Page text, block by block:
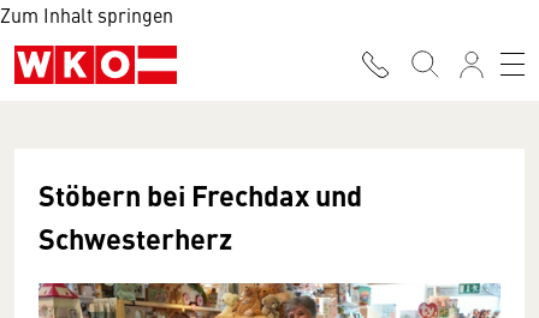
Zum Inhalt springen
Stöbern bei Frechdax und
Schwesterherz